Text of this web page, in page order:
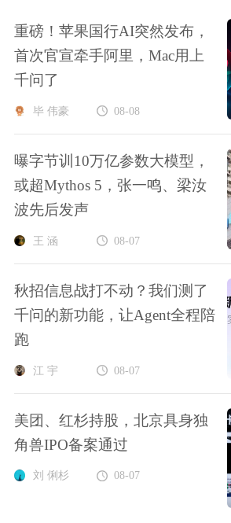
重磅！苹果国行AI突然发布，
首次官宣牵手阿里，Mac用上
千问了
毕 伟豪 08-08
曝字节训10万亿参数大模型，
或超Mythos 5，张一鸣、梁汝
波先后发声
王 涵 08-07
秋招信息战打不动？我们测了
千问的新功能，让Agent全程陪
跑
江 宇 08-07
美团、红杉持股，北京具身独
角兽IPO备案通过
刘 俐杉 08-07